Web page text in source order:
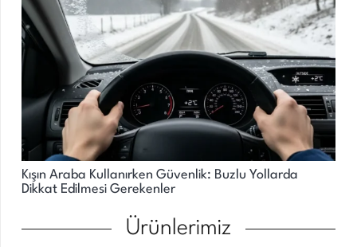
Kışın Araba Kullanırken Güvenlik: Buzlu Yollarda
Dikkat Edilmesi Gerekenler
Ürünlerimiz